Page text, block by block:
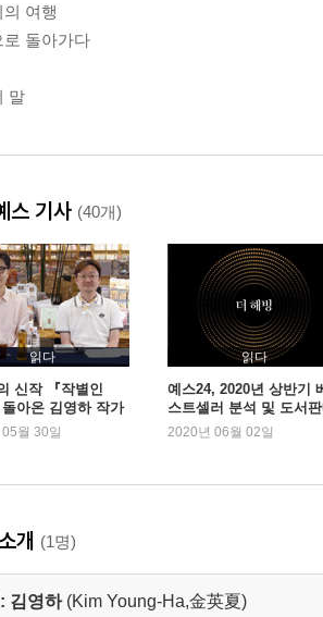
의 여행
로 돌아가다
말
스 기사 (40개)
읽다
신작 『작별인
아온 김영하 작가
운 만남
월 30일
읽다
예스24, 2020년 상반기
스트셀러 분석 및 도서
동향 발표
2020년 06월 02일
개 (1명)
김영하 (Kim Young-Ha,金英夏)